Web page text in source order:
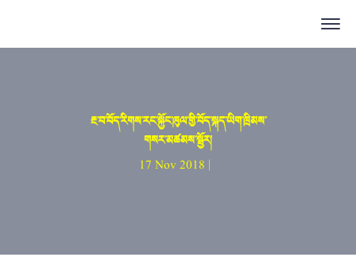
རྔ་བ་བོད་རིགས་རང་སྐྱོང་ཁུལ་གྱི་བོད་སྐད་ཡིག་ཁྲིམས་
གསར་མཚམས་སྦྱོར།
17 Nov 2018 |